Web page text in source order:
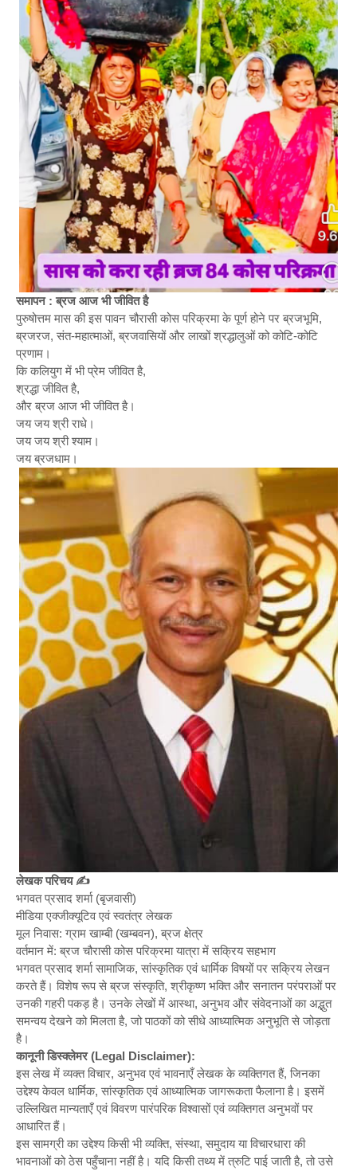
समापन : ब्रज आज भी जीवित है
पुरुषोत्तम मास की इस पावन चौरासी कोस परिक्रमा के पूर्ण होने पर ब्रजभूमि,
ब्रजरज, संत-महात्माओं, ब्रजवासियों और लाखों श्रद्धालुओं को कोटि-कोटि
प्रणाम।
कि कलियुग में भी प्रेम जीवित है,
श्रद्धा जीवित है,
और ब्रज आज भी जीवित है।
जय जय श्री राधे।
जय जय श्री श्याम।
जय ब्रजधाम।
लेखक परिचय ✍️
भगवत प्रसाद शर्मा (बृजवासी)
मीडिया एक्जीक्यूटिव एवं स्वतंत्र लेखक
मूल निवास: ग्राम खाम्बी (खम्बवन), ब्रज क्षेत्र
वर्तमान में: ब्रज चौरासी कोस परिक्रमा यात्रा में सक्रिय सहभाग
भगवत प्रसाद शर्मा सामाजिक, सांस्कृतिक एवं धार्मिक विषयों पर सक्रिय लेखन
करते हैं। विशेष रूप से ब्रज संस्कृति, श्रीकृष्ण भक्ति और सनातन परंपराओं पर
उनकी गहरी पकड़ है। उनके लेखों में आस्था, अनुभव और संवेदनाओं का अद्भुत
समन्वय देखने को मिलता है, जो पाठकों को सीधे आध्यात्मिक अनुभूति से जोड़ता
है।
कानूनी डिस्क्लेमर (Legal Disclaimer):
इस लेख में व्यक्त विचार, अनुभव एवं भावनाएँ लेखक के व्यक्तिगत हैं, जिनका
उद्देश्य केवल धार्मिक, सांस्कृतिक एवं आध्यात्मिक जागरूकता फैलाना है। इसमें
उल्लिखित मान्यताएँ एवं विवरण पारंपरिक विश्वासों एवं व्यक्तिगत अनुभवों पर
आधारित हैं।
इस सामग्री का उद्देश्य किसी भी व्यक्ति, संस्था, समुदाय या विचारधारा की
भावनाओं को ठेस पहुँचाना नहीं है। यदि किसी तथ्य में त्रुटि पाई जाती है, तो उसे